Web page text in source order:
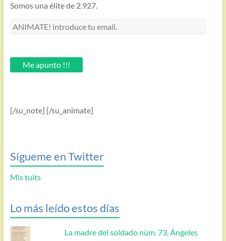
Somos una élite de 2.927.
ANIMATE!
email.Me apunto !!!
[/su_note] [/su_animate]
Sígueme en Twitter
Mis tuits
Lo más leído estos días
La madre del soldado núm. 73, Ángeles